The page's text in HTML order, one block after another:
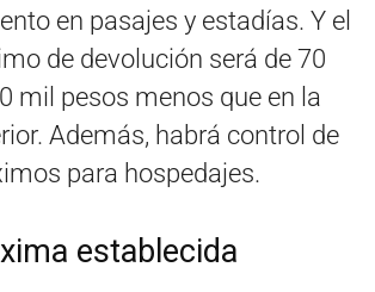
en pasajes y estadías. Y el
de devolución será de 70
mil pesos menos que en la
Además, habrá control de
para hospedajes.
establecida